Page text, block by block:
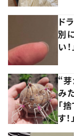
ド
別
い！
“芽
み
「
す！」